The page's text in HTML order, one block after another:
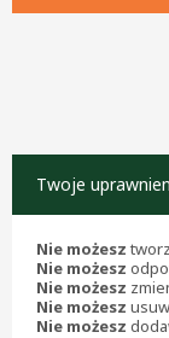
Twoje
Nie możesz
Nie możesz
Nie możesz
Nie możesz
Nie możesz